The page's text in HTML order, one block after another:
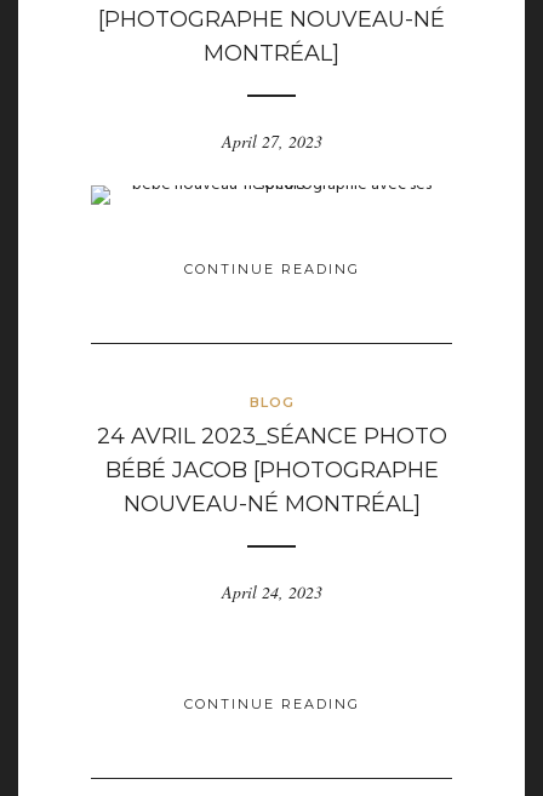
[PHOTOGRAPHE NOUVEAU-NÉ
MONTRÉAL]
April 27, 2023
CONTINUE READING
BLOG
24 AVRIL 2023_SÉANCE PHOTO
BÉBÉ JACOB [PHOTOGRAPHE
NOUVEAU-NÉ MONTRÉAL]
April 24, 2023
CONTINUE READING